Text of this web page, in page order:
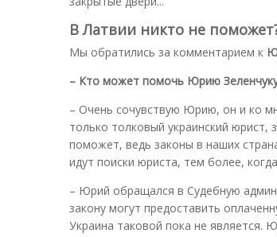
В Латвии никто не
Мы обратились за комментарием к
– Кто может помочь Юрию
– Очень сочувствую Юрию, он и ко
только толковый украинский юрист,
поможет, ведь законы в наших
идут поиски юриста, тем более,
– Юрий обращался в Судебную
закону могут предоставить
Украина таковой пока не является.